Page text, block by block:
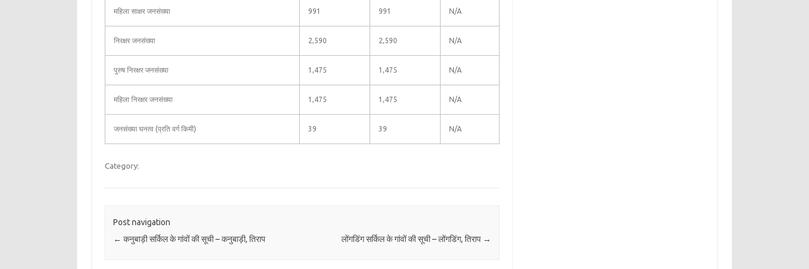
महिला साक्षर जनसंख्या 991 991 N/A
निरक्षर जनसंख्या 2,590 2,590 N/A
पुरुष निरक्षर जनसंख्या 1,475 1,475 N/A
महिला निरक्षर जनसंख्या 1,475 1,475 N/A
जनसंख्या घनत्व (प्रति वर्ग किमी) 39 39 N/A
Category:
Post navigation
← कनुबाड़ी सर्किल के गांवों की सूची – कनुबाड़ी, तिराप लोंगडिंग सर्किल के गांवों की सूची – लोंगडिंग, तिराप →